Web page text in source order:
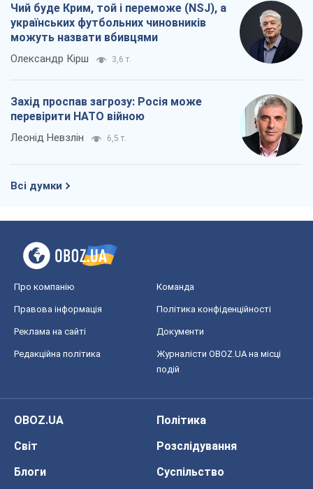
Чий буде Крим, той і переможе (NSJ), а
українських футбольних чиновників
можуть назвати вбивцями
Олександр Кірш 3,6 т.
Захід проспав загрозу: Росія може
перевірити НАТО війною
Леонід Невзлін 6,5 т.
Всі думки
Про компанію Команда
Правова інформація Політика конфіденційності
Реклама на сайті Документи
Редакційна політика
Журналісти OBOZ.UA на місці
подій
OBOZ.UA
Політика
Світ
Розслідування
Блоги
Суспільство